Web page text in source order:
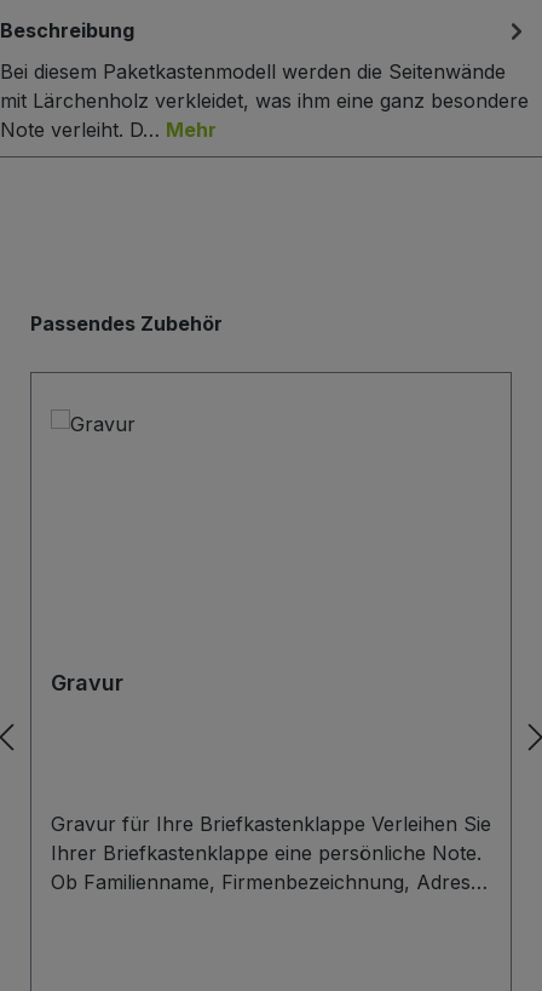
Beschreibung
Bei diesem Paketkastenmodell werden die Seitenwände
mit Lärchenholz verkleidet, was ihm eine ganz besondere
Note verleiht. D… Mehr
Produktgalerie überspringen
Passendes Zubehör
Gravur
Gravur für Ihre Briefkastenklappe Verleihen Sie
Ihrer Briefkastenklappe eine persönliche Note.
Ob Familienname, Firmenbezeichnung, Adresse